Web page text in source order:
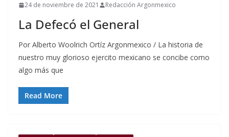
24 de noviembre de 2021 Redacción Argonmexico
La Defecó el General
Por Alberto Woolrich Ortíz Argonmexico / La historia de
nuestro muy glorioso ejercito mexicano se concibe como
algo más que
Read More